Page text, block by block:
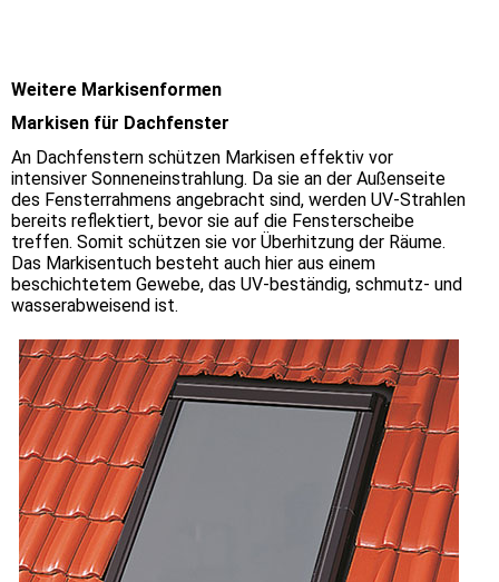
Weitere Markisenformen
Markisen für Dachfenster
An Dachfenstern schützen Markisen effektiv vor
intensiver Sonneneinstrahlung. Da sie an der Außenseite
des Fensterrahmens angebracht sind, werden UV-Strahlen
bereits reflektiert, bevor sie auf die Fensterscheibe
treffen. Somit schützen sie vor Überhitzung der Räume.
Das Markisentuch besteht auch hier aus einem
beschichtetem Gewebe, das UV-beständig, schmutz- und
wasserabweisend ist.